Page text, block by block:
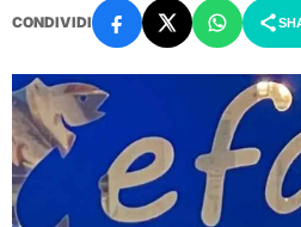
CONDIVIDI